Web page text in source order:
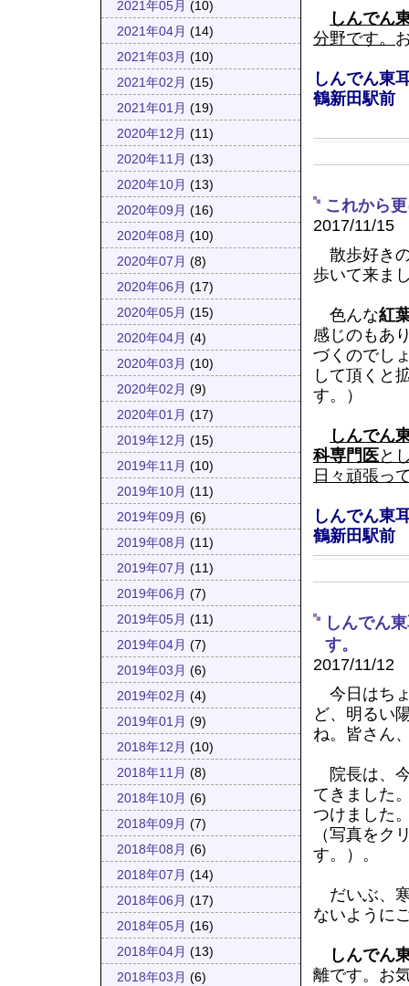
2021年05月 (10)
2021年04月 (14)
2021年03月 (10)
2021年02月 (15)
2021年01月 (19)
2020年12月 (11)
2020年11月 (13)
2020年10月 (13)
2020年09月 (16)
2020年08月 (10)
2020年07月 (8)
2020年06月 (17)
2020年05月 (15)
2020年04月 (4)
2020年03月 (10)
2020年02月 (9)
2020年01月 (17)
2019年12月 (15)
2019年11月 (10)
2019年10月 (11)
2019年09月 (6)
2019年08月 (11)
2019年07月 (11)
2019年06月 (7)
2019年05月 (11)
2019年04月 (7)
2019年03月 (6)
2019年02月 (4)
2019年01月 (9)
2018年12月 (10)
2018年11月 (8)
2018年10月 (6)
2018年09月 (7)
2018年08月 (6)
2018年07月 (14)
2018年06月 (17)
2018年05月 (16)
2018年04月 (13)
2018年03月 (6)
しんでん
分野です。
しんでん東
鶴新田駅前
これから
2017/11/15
散歩好き
歩いて来ま
色んな紅
感じのもあ
づくのでし
して頂くと
す。）
しんでん
科専門医と
日々頑張っ
しんでん東
鶴新田駅前
しんでん
す。
2017/11/12
今日はち
ど、明るい
ね。皆さん
院長は、
てきました
つけました
（写真をク
す。）。
だいぶ、
ないように
しんでん
離です。お